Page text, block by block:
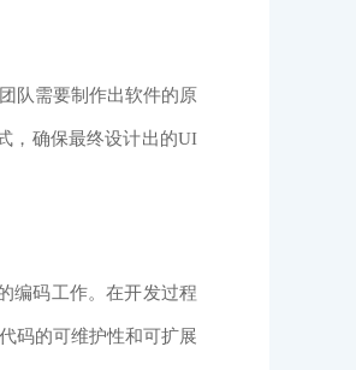
队需要制作出软件的原
，确保最终设计出的UI
编码工作。在开发过程
码的可维护性和可扩展